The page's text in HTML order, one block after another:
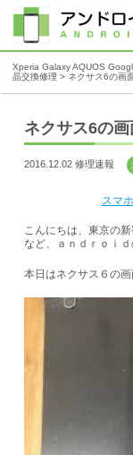
Xperia Galaxy AQUOS
晶交換修理 > ネクサス6の画
ネクサス6の
2016.12.02 修理速報
スマ
こんにちは、東京の
など、ａｎｄｒｏｉ
本日はネクサス６の